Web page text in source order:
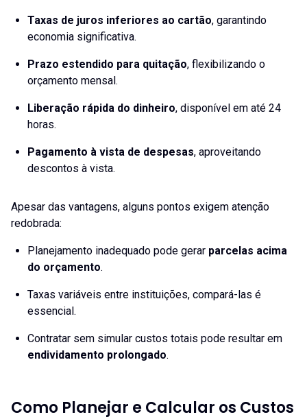
Taxas de juros inferiores ao cartão, garantindo
economia significativa.
Prazo estendido para quitação, flexibilizando o
orçamento mensal.
Liberação rápida do dinheiro, disponível em até 24
horas.
Pagamento à vista de despesas, aproveitando
descontos à vista.
Apesar das vantagens, alguns pontos exigem atenção
redobrada:
Planejamento inadequado pode gerar parcelas acima
do orçamento.
Taxas variáveis entre instituições, compará-las é
essencial.
Contratar sem simular custos totais pode resultar em
endividamento prolongado.
Como Planejar e Calcular os Custos